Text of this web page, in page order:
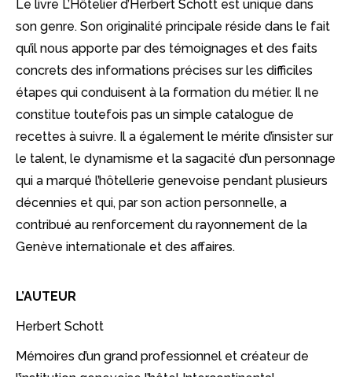
Le livre L’Hôtelier d’Herbert Schott est unique dans
son genre. Son originalité principale réside dans le fait
qu’il nous apporte par des témoignages et des faits
concrets des informations précises sur les difficiles
étapes qui conduisent à la formation du métier. Il ne
constitue toutefois pas un simple catalogue de
recettes à suivre. Il a également le mérite d’insister sur
le talent, le dynamisme et la sagacité d’un personnage
qui a marqué l’hôtellerie genevoise pendant plusieurs
décennies et qui, par son action personnelle, a
contribué au renforcement du rayonnement de la
Genève internationale et des affaires.
L’AUTEUR
Herbert Schott
Mémoires d’un grand professionnel et créateur de